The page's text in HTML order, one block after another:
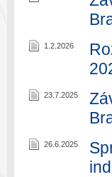
1.2.2026
23.7.2025
26.6.2025